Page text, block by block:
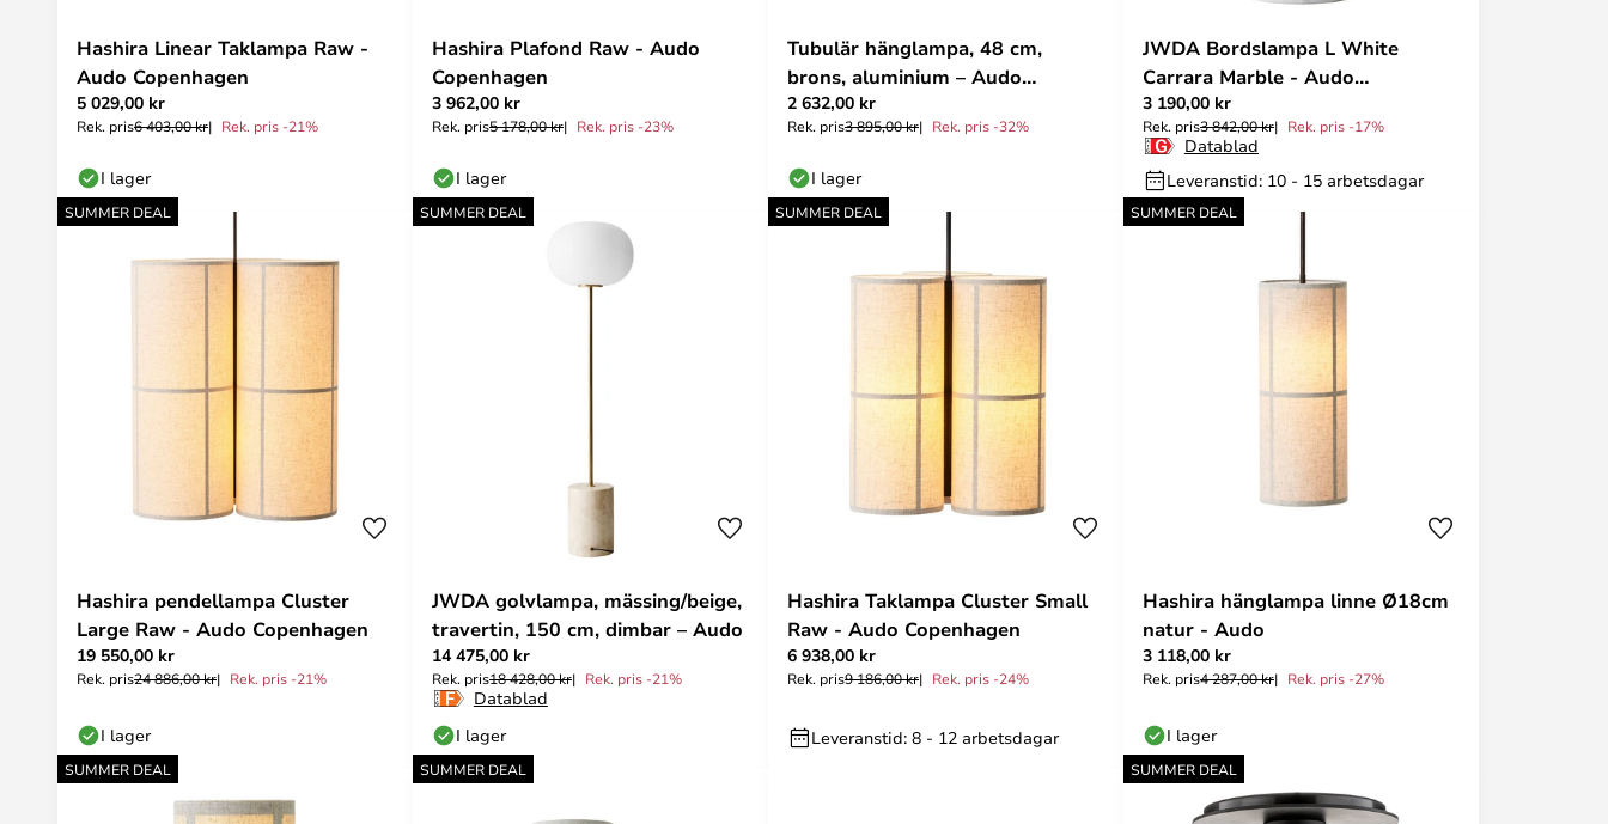
Hashira Linear Taklampa Raw -
Audo Copenhagen
5 029,00 kr
Rek. pris6 403,00 kr Rek. pris -21%
I lager
Hashira Plafond Raw - Audo
Copenhagen
3 962,00 kr
Rek. pris5 178,00 kr Rek. pris -23%
I lager
Tubulär hänglampa, 48 cm,
brons, aluminium – Audo
Copenhagen
2 632,00 kr
Rek. pris3 895,00 kr Rek. pris -32%
I lager
JWDA Bordslampa L White
Carrara Marble - Audo
Copenhagen
3 190,00 kr
Rek. pris3 842,00 kr Rek. pris -17%
Datablad
Leveranstid: 10 - 15 arbetsdagar
SUMMER DEAL
Hashira pendellampa Cluster
Large Raw - Audo Copenhagen
19 550,00 kr
Rek. pris24 886,00 kr Rek. pris -21%
I lager
SUMMER DEAL
JWDA golvlampa, mässing/beige,
travertin, 150 cm, dimbar – Audo
14 475,00 kr
Rek. pris18 428,00 kr Rek. pris -21%
Datablad
I lager
SUMMER DEAL
Hashira Taklampa Cluster Small
Raw - Audo Copenhagen
6 938,00 kr
Rek. pris9 186,00 kr Rek. pris -24%
Leveranstid: 8 - 12 arbetsdagar
SUMMER DEAL
Hashira hänglampa linne Ø18cm
natur - Audo
3 118,00 kr
Rek. pris4 287,00 kr Rek. pris -27%
I lager
SUMMER DEAL SUMMER DEAL SUMMER DEAL